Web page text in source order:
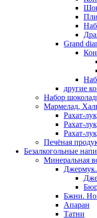
Grand
другие
Набор
Мармелад,
Рахат-
Рахат-
Рахат-
Печёная
Безалкогольные
Минеральная
Бжни.
Апаран
Татни